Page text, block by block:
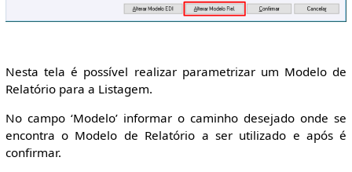
Nesta tela é possível realizar parametrizar um Modelo de
Relatório para a Listagem.
No campo ‘Modelo’ informar o caminho desejado onde se
encontra o Modelo de Relatório a ser utilizado e após é
confirmar.